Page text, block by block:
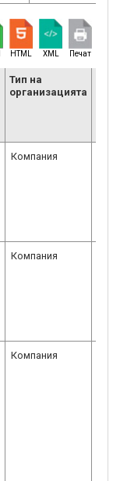
HTML XML Печат
Тип на
организацията
Компания
Компания
Компания